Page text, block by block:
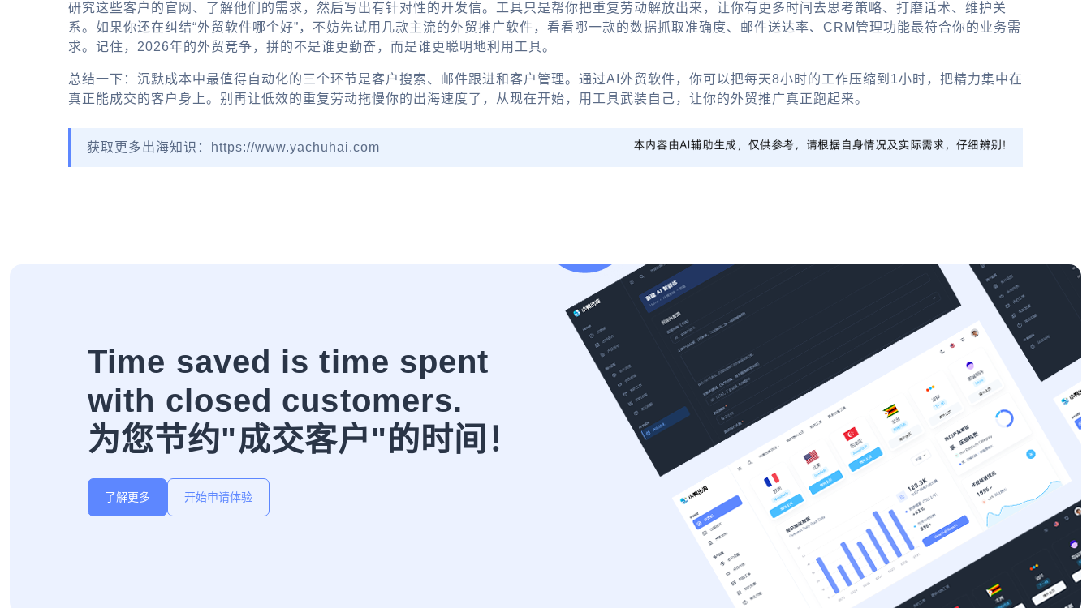
研究这些客户的官网、了解他们的需求，然后写出有针对性的开发信。工具只是帮你把重复劳动解放出来，让你有更多时间去思考策略、打磨话术、维护关
系。如果你还在纠结“外贸软件哪个好”，不妨先试用几款主流的外贸推广软件 ，看看哪一款的数据抓取准确度、邮件送达率、CRM管理功能最符合你的业务需
求。记住，2026年的外贸竞争，拼的不是谁更勤奋，而是谁更聪明地利用工具。
总结一下：沉默成本中最值得自动化的三个环节是客户搜索、邮件跟进和客户管理。通过AI外贸软件 ，你可以把每天8小时的工作压缩到1小时，把精力集中在
真正能成交的客户身上。别再让低效的重复劳动拖慢你的出海速度了，从现在开始，用工具武装自己，让你的外贸推广真正跑起来。
获取更多出海知识：https://www.yachuhai.com
Time saved is time spent
with closed customers.
为您节约"成交客户"的时间！
了解更多 开始申请体验